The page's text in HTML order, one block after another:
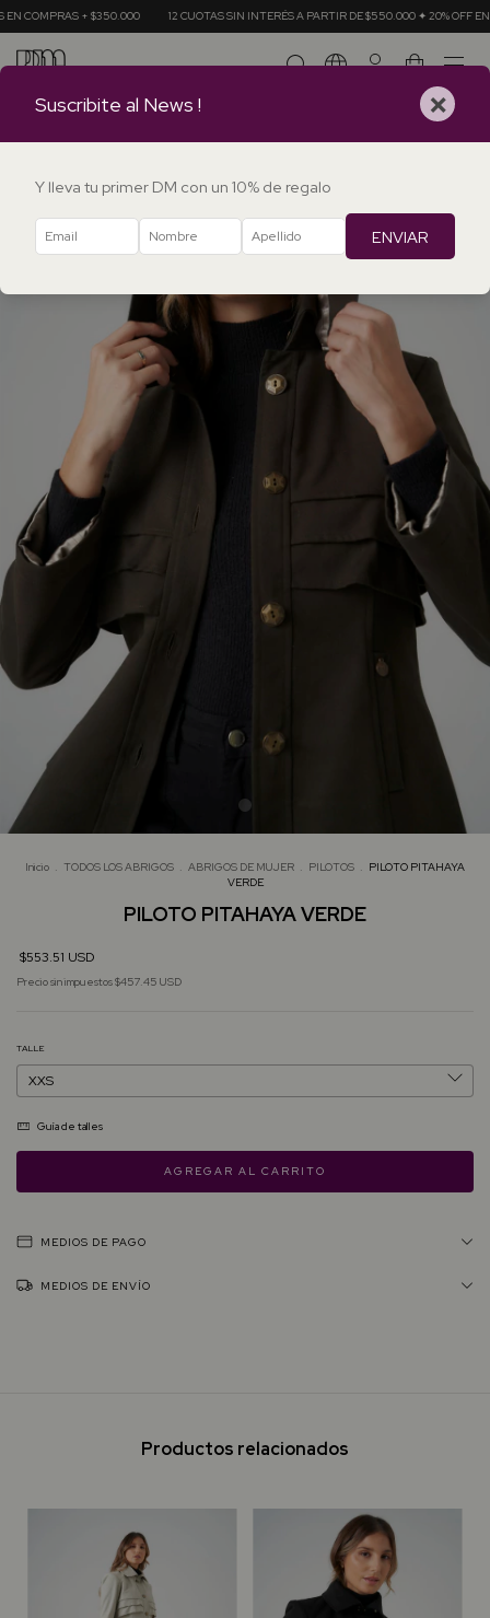
+ $350.000 12 CUOTAS SIN INTERÉS A PARTIR DE $550.000 ✦ 20% OFF EN
0
Inicio . TODOS LOS ABRIGOS . ABRIGOS DE MUJER . PILOTOS . PILOTO PITAHAYA
VERDE
PILOTO PITAHAYA VERDE
$553.51 USD
Precio sin impuestos$457.45 USD
TALLE
Guía de talles
MEDIOS DE PAGO
MEDIOS DE ENVÍO
Productos relacionados
Suscribite al News ! ×
Y lleva tu primer DM con un 10% de regalo
ENVIAR